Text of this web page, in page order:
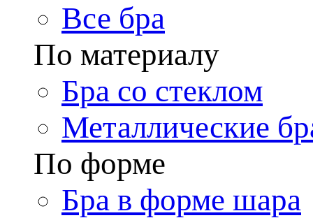
Все бра
По материалу
Бра со стеклом
Металлические
По форме
Бра в форме шара